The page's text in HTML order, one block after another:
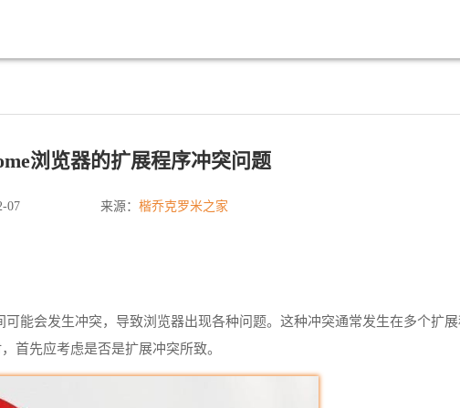
浏览器的扩展程序冲突问题
07 来源： 楷乔克罗米之家
能会发生冲突，导致浏览器出现各种问题。这种冲突通常发生在多个扩
首先应考虑是否是扩展冲突所致。